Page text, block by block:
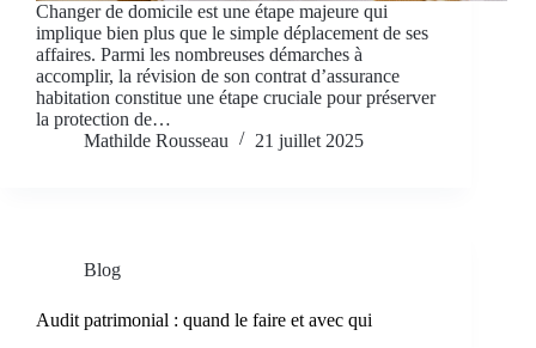
Changer de domicile est une étape majeure qui
implique bien plus que le simple déplacement de ses
affaires. Parmi les nombreuses démarches à
accomplir, la révision de son contrat d’assurance
habitation constitue une étape cruciale pour préserver
la protection de…
Mathilde Rousseau
21 juillet 2025
Blog
Audit patrimonial : quand le faire et avec qui